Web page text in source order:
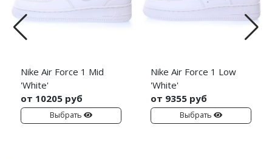
Nike Air Force 1 Mid
'White'
от 10205 руб
Выбрать
Nike Air Force 1 Low
'White'
от 9355 руб
Выбрать